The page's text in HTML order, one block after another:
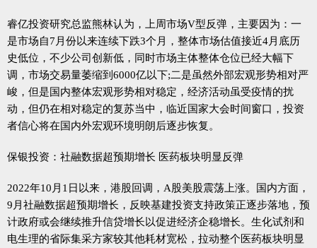
睿亿投资研究总监熊林认为，上周市场V型反弹，主要因为：一
是市场自7月份以来连续下跌3个月，整体市场估值接近4月底历
史低位，不少公司创新低，同时市场主体整体仓位已经大幅下
调，市场交易量萎缩到6000亿以下;二是虽然外部宏观形势相对严
峻，但是国内整体宏观形势相对稳定，经济活动虽受疫情的扰
动，但仍在相对稳定的复苏当中，临近国家大会时间窗口，投资
者信心将在国内外宏观环境明朗后逐步恢复。
保银投资：社融数据超预期增长 医药板块明显反弹
2022年10月1日以来，港股回调，A股美股震荡上涨。国内方面，
9月社融数据超预期增长，反映基建投资支持政策正逐步落地，预
计政府或会继续推升信贷增长以促进经济企稳增长。生化试剂和
电生理的省际集采方家较其他耗材宽松，拉动整个医药板块明显